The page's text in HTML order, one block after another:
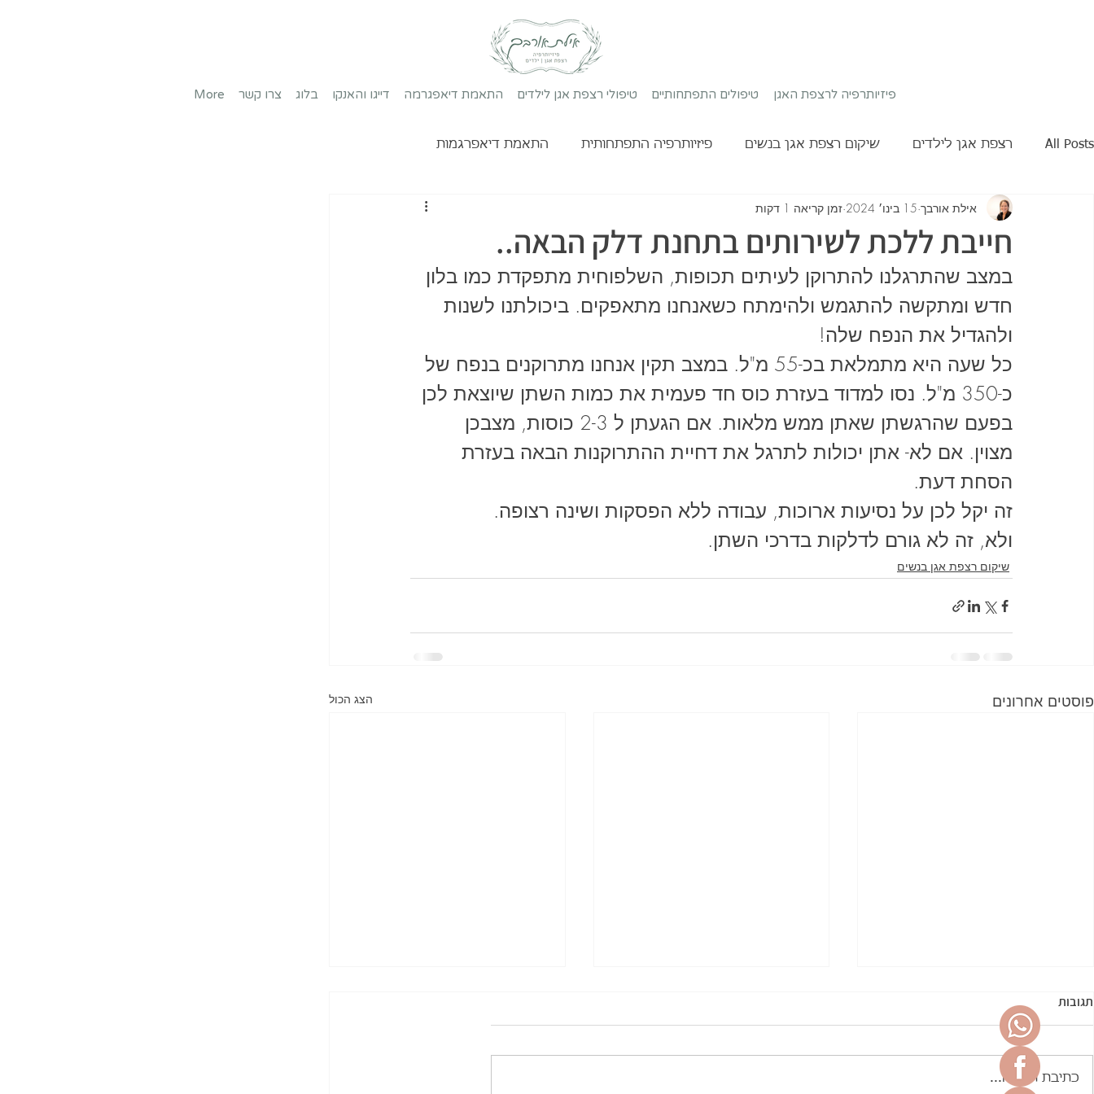
פיזיותרפיה לרצפת האגן טיפולים התפתחותיים טיפולי רצפת אגן לילדים התאמת דיאפגרמה דייגו והאנקו בלוג צרו קשר More
All Posts רצפת אגן לילדים שיקום רצפת אגן בנשים פיזיותרפיה התפתחותית התאמת דיאפרגמות
חייבת ללכת לשירותים בתחנת דלק הבאה..
אילת אורבך 15 בינו׳ 2024 זמן קריאה 1 דקות
במצב שהתרגלנו להתרוקן לעיתים תכופות, השלפוחית מתפקדת כמו בלון
חדש ומתקשה להתגמש ולהימתח כשאנחנו מתאפקים. ביכולתנו לשנות
ולהגדיל את הנפח שלה!
כל שעה היא מתמלאת בכ-55 מ"ל. במצב תקין אנחנו מתרוקנים בנפח של
כ-350 מ"ל. נסו למדוד בעזרת כוס חד פעמית את כמות השתן שיוצאת לכן
בפעם שהרגשתן שאתן ממש מלאות. אם הגעתן ל 2-3 כוסות, מצבכן
מצוין. אם לא- אתן יכולות לתרגל את דחיית ההתרוקנות הבאה בעזרת
הסחת דעת.
זה יקל לכן על נסיעות ארוכות, עבודה ללא הפסקות ושינה רצופה.
ולא, זה לא גורם לדלקות בדרכי השתן.
שיקום רצפת אגן בנשים
פוסטים אחרונים הצג הכול
תגובות
כתיבת תגובה...